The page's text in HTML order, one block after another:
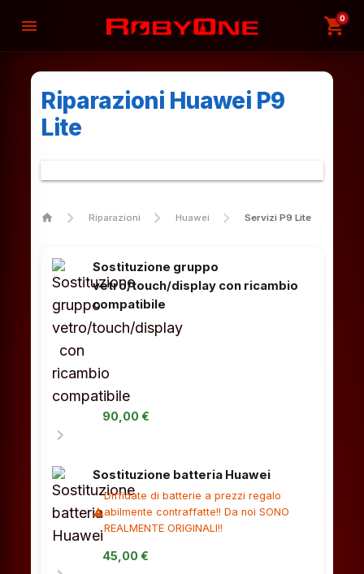
menu shopping_cart
0
Riparazioni Huawei P9
Lite
home Riparazioni Huawei Servizi P9 Lite
Sostituzione gruppo
vetro/touch/display con ricambio
compatibile
90,00 €
chevron_right
Sostituzione batteria Huawei
warning
Diffidate di batterie a prezzi regalo
abilmente contraffatte!! Da noi SONO
REALMENTE ORIGINALI!!
45,00 €